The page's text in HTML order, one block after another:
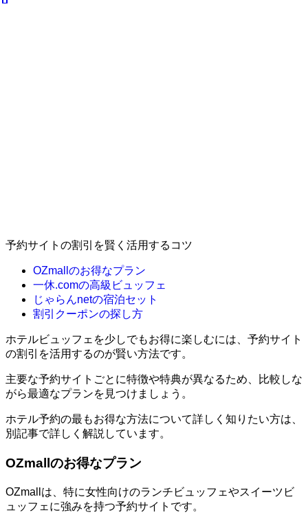
予約サイトの割引を賢く活用するコツ
OZmallのお得なプラン
一休.comの高級ビュッフェ
じゃらんnetの宿泊セット
割引クーポンの探し方
ホテルビュッフェを少しでもお得に楽しむには、予約サイト
の割引を活用するのが賢い方法です。
主要な予約サイトごとに特徴や特典が異なるため、比較しな
がら最適なプランを見つけましょう。
ホテル予約の最もお得な方法について詳しく知りたい方は、
別記事で詳しく解説しています。
OZmallのお得なプラン
OZmallは、特に女性向けのランチビュッフェやスイーツビ
ュッフェに強みを持つ予約サイトです。